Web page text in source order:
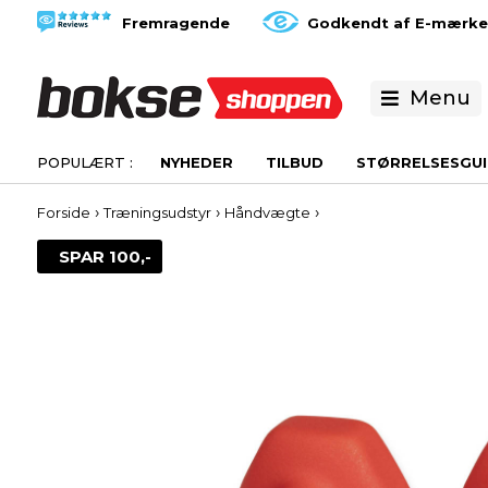
Fremragende Godkendt af E-
Menu
NYHEDER TILBUD
Forside ›Træningsudstyr› Håndvægte ›
SPAR 100,-